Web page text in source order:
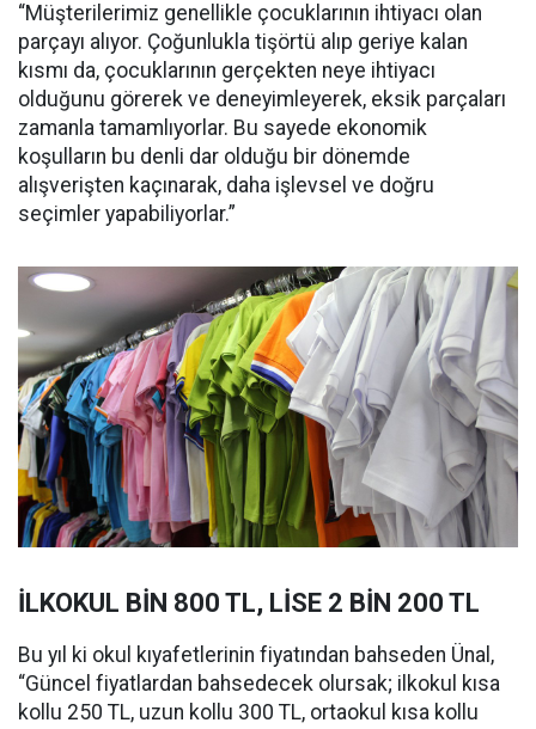
“Müşterilerimiz genellikle çocuklarının ihtiyacı olan
parçayı alıyor. Çoğunlukla tişörtü alıp geriye kalan
kısmı da, çocuklarının gerçekten neye ihtiyacı
olduğunu görerek ve deneyimleyerek, eksik parçaları
zamanla tamamlıyorlar. Bu sayede ekonomik
koşulların bu denli dar olduğu bir dönemde
alışverişten kaçınarak, daha işlevsel ve doğru
seçimler yapabiliyorlar.”
İLKOKUL BİN 800 TL, LİSE 2 BİN 200 TL
Bu yıl ki okul kıyafetlerinin fiyatından bahseden Ünal,
“Güncel fiyatlardan bahsedecek olursak; ilkokul kısa
kollu 250 TL, uzun kollu 300 TL, ortaokul kısa kollu